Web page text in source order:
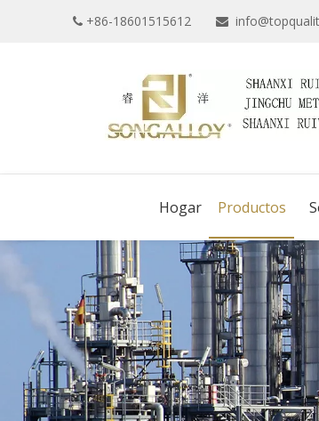
 +86-18601515612 
Hogar Productos